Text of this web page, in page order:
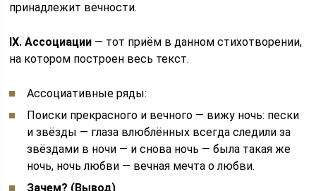
принадлежит вечности.
IX. Ассоциации — тот приём в данном стихотворении,
на котором построен весь текст.
Ассоциативные ряды:
Поиски прекрасного и вечного — вижу ночь: пески
и звёзды — глаза влюблённых всегда следили за
звёздами в ночи — и снова ночь — была такая же
ночь, ночь любви — вечная мечта о любви.
Зачем? (Вывод)